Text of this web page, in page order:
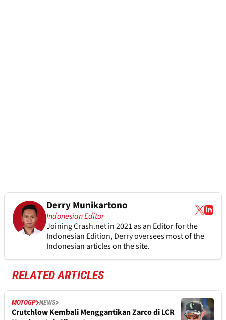
Derry Munikartono
Indonesian Editor
Joining Crash.net in 2021 as an Editor for the
Indonesian Edition, Derry oversees most of the
Indonesian articles on the site.
RELATED ARTICLES
MOTOGP NEWS
Crutchlow Kembali Menggantikan Zarco di LCR